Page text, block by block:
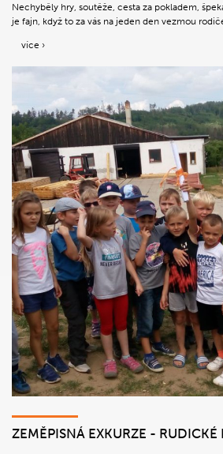
Nechyběly hry, soutěže, cesta za pokladem,
je fajn, když to za vás na jeden den vezmou
více ›
ZEMĚPISNÁ EXKURZE - RUDICKÉ